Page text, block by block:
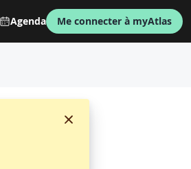
Agenda Me connecter à myAtlas